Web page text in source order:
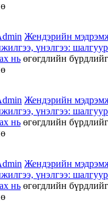
Жендэрийн
үнэлгээ:
нь өгөгдлийн
Жендэрийн
үнэлгээ:
нь өгөгдлийн
Жендэрийн
үнэлгээ:
нь өгөгдлийн